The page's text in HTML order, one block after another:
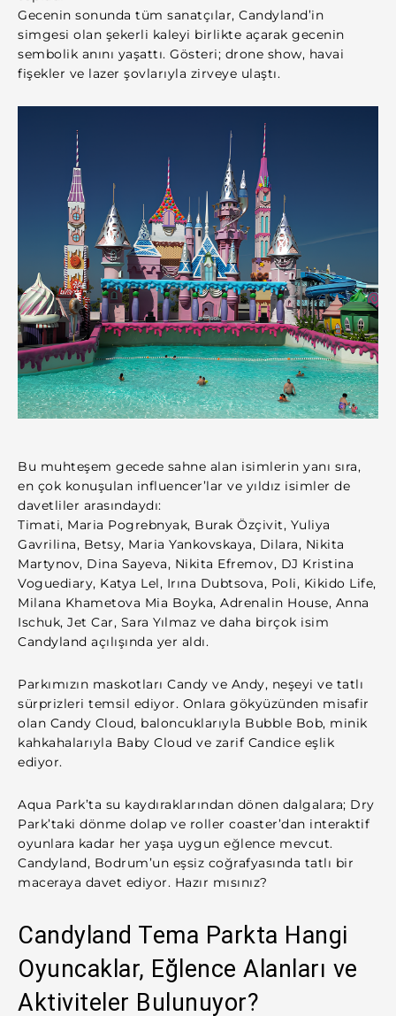
Gecenin sonunda tüm sanatçılar, Candyland’in
simgesi olan şekerli kaleyi birlikte açarak gecenin
sembolik anını yaşattı. Gösteri; drone show, havai
fişekler ve lazer şovlarıyla zirveye ulaştı.
Bu muhteşem gecede sahne alan isimlerin yanı sıra,
en çok konuşulan influencer’lar ve yıldız isimler de
davetliler arasındaydı:
Timati, Maria Pogrebnyak, Burak Özçivit, Yuliya
Gavrilina, Betsy, Maria Yankovskaya, Dilara, Nikita
Martynov, Dina Sayeva, Nikita Efremov, DJ Kristina
Voguediary, Katya Lel, Irına Dubtsova, Poli, Kikido Life,
Milana Khametova Mia Boyka, Adrenalin House, Anna
Ischuk, Jet Car, Sara Yılmaz ve daha birçok isim
Candyland açılışında yer aldı.
Parkımızın maskotları Candy ve Andy, neşeyi ve tatlı
sürprizleri temsil ediyor. Onlara gökyüzünden misafir
olan Candy Cloud, baloncuklarıyla Bubble Bob, minik
kahkahalarıyla Baby Cloud ve zarif Candice eşlik
ediyor.
Aqua Park’ta su kaydıraklarından dönen dalgalara; Dry
Park’taki dönme dolap ve roller coaster’dan interaktif
oyunlara kadar her yaşa uygun eğlence mevcut.
Candyland, Bodrum’un eşsiz coğrafyasında tatlı bir
maceraya davet ediyor. Hazır mısınız?
Candyland Tema Parkta Hangi
Oyuncaklar, Eğlence Alanları ve
Aktiviteler Bulunuyor?